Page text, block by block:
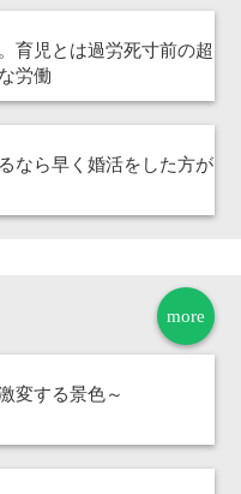
育児とは過労死寸前の超
労働
なら早く婚活をした方が
more
変する景色～